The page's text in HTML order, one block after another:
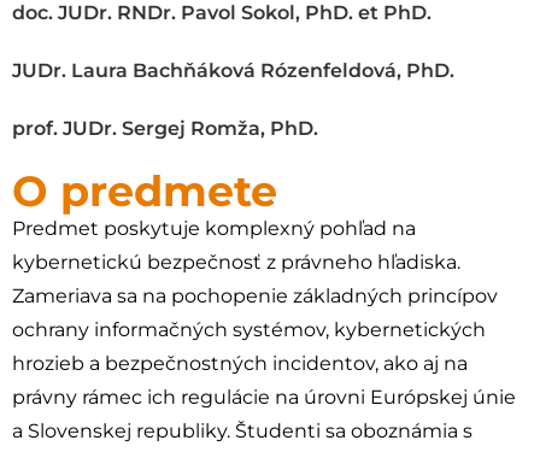
doc. JUDr. RNDr. Pavol Sokol, PhD. et PhD.
JUDr. Laura Bachňáková Rózenfeldová, PhD.
prof. JUDr. Sergej Romža, PhD.
O predmete
Predmet poskytuje komplexný pohľad na
kybernetickú bezpečnosť z právneho hľadiska.
Zameriava sa na pochopenie základných princípov
ochrany informačných systémov, kybernetických
hrozieb a bezpečnostných incidentov, ako aj na
právny rámec ich regulácie na úrovni Európskej únie
a Slovenskej republiky. Študenti sa oboznámia s